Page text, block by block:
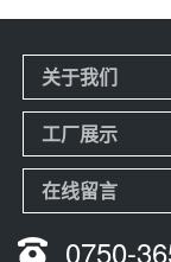
关于我们
工厂展示
在线留言
0750-